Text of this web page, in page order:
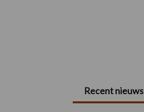
Primaire
Recent nieuws